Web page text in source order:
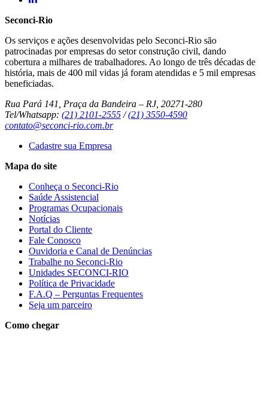
Seconci-Rio
Os serviços e ações desenvolvidas pelo Seconci-Rio são
patrocinadas por empresas do setor construção civil, dando
cobertura a milhares de trabalhadores. Ao longo de três décadas de
história, mais de 400 mil vidas já foram atendidas e 5 mil empresas
beneficiadas.
Rua Pará 141, Praça da Bandeira – RJ, 20271-280
Tel/Whatsapp: (21) 2101-2555/(21) 3550-4590
contato@seconci-rio.com.br
Cadastre sua Empresa
Mapa do site
Conheça o Seconci-Rio
Saúde Assistencial
Programas Ocupacionais
Notícias
Portal do Cliente
Fale Conosco
Ouvidoria e Canal de Denúncias
Trabalhe no Seconci-Rio
Unidades SECONCI-RIO
Política de Privacidade
F.A.Q – Perguntas Frequentes
Seja um parceiro
Como chegar